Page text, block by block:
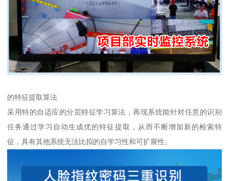
的特征提取算法
采用特的自适应的分层特征学习算法，再现系统能针对任意的识别
任务通过学习自动生成优的特征提取，从而不断增加新的检索特
征，具有其他系统无法比拟的自学习性和可扩展性。